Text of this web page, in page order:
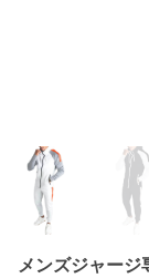
メンズジャージ